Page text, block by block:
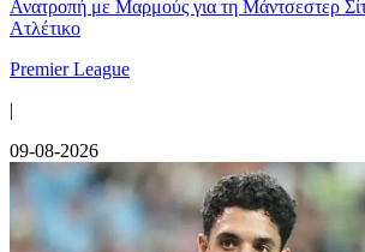
Ανατροπή με Μαρμούς για τη Μάντσεστερ
Ατλέτικο
Premier League
|
09-08-2026